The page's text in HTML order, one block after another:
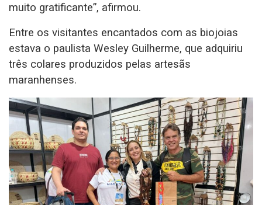
muito gratificante”, afirmou.
Entre os visitantes encantados com as biojoias
estava o paulista Wesley Guilherme, que adquiriu
três colares produzidos pelas artesãs
maranhenses.